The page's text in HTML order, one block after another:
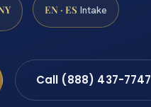
EN · ES Intake
Call (888) 437-7747